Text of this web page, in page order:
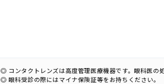
◎ コンタクトレンズは高度管理医療機器です。眼科医の
◎ 眼科受診の際にはマイナ保険証等をお持ちください。